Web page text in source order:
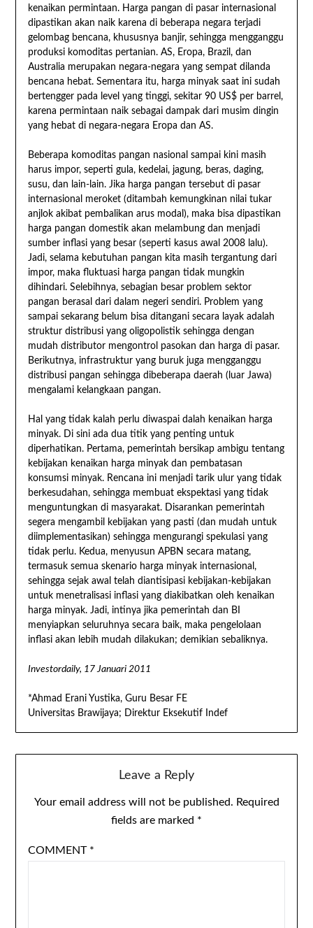
kenaikan permintaan. Harga pangan di pasar internasional
dipastikan akan naik karena di beberapa negara terjadi
gelombag bencana, khususnya banjir, sehingga mengganggu
produksi komoditas pertanian. AS, Eropa, Brazil, dan
Australia merupakan negara-negara yang sempat dilanda
bencana hebat. Sementara itu, harga minyak saat ini sudah
bertengger pada level yang tinggi, sekitar 90 US$ per barrel,
karena permintaan naik sebagai dampak dari musim dingin
yang hebat di negara-negara Eropa dan AS.
Beberapa komoditas pangan nasional sampai kini masih
harus impor, seperti gula, kedelai, jagung, beras, daging,
susu, dan lain-lain. Jika harga pangan tersebut di pasar
internasional meroket (ditambah kemungkinan nilai tukar
anjlok akibat pembalikan arus modal), maka bisa dipastikan
harga pangan domestik akan melambung dan menjadi
sumber inflasi yang besar (seperti kasus awal 2008 lalu).
Jadi, selama kebutuhan pangan kita masih tergantung dari
impor, maka fluktuasi harga pangan tidak mungkin
dihindari. Selebihnya, sebagian besar problem sektor
pangan berasal dari dalam negeri sendiri. Problem yang
sampai sekarang belum bisa ditangani secara layak adalah
struktur distribusi yang oligopolistik sehingga dengan
mudah distributor mengontrol pasokan dan harga di pasar.
Berikutnya, infrastruktur yang buruk juga mengganggu
distribusi pangan sehingga dibeberapa daerah (luar Jawa)
mengalami kelangkaan pangan.
Hal yang tidak kalah perlu diwaspai dalah kenaikan harga
minyak. Di sini ada dua titik yang penting untuk
diperhatikan. Pertama, pemerintah bersikap ambigu tentang
kebijakan kenaikan harga minyak dan pembatasan
konsumsi minyak. Rencana ini menjadi tarik ulur yang tidak
berkesudahan, sehingga membuat ekspektasi yang tidak
menguntungkan di masyarakat. Disarankan pemerintah
segera mengambil kebijakan yang pasti (dan mudah untuk
diimplementasikan) sehingga mengurangi spekulasi yang
tidak perlu. Kedua, menyusun APBN secara matang,
termasuk semua skenario harga minyak internasional,
sehingga sejak awal telah diantisipasi kebijakan-kebijakan
untuk menetralisasi inflasi yang diakibatkan oleh kenaikan
harga minyak. Jadi, intinya jika pemerintah dan BI
menyiapkan seluruhnya secara baik, maka pengelolaan
inflasi akan lebih mudah dilakukan; demikian sebaliknya.
Investordaily, 17 Januari 2011
*Ahmad Erani Yustika, Guru Besar FE
Universitas Brawijaya; Direktur Eksekutif Indef
Leave a Reply
Your email address will not be published. Required
fields are marked *
COMMENT *